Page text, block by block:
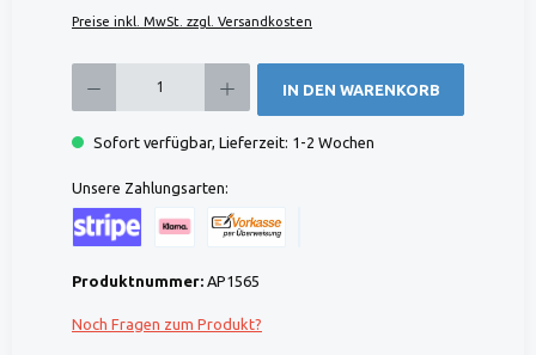
Preise inkl. MwSt. zzgl. Versandkosten
IN DEN WARENKORB
Sofort verfügbar, Lieferzeit: 1-2 Wochen
Unsere Zahlungsarten:
Produktnummer: AP1565
Noch Fragen zum Produkt?